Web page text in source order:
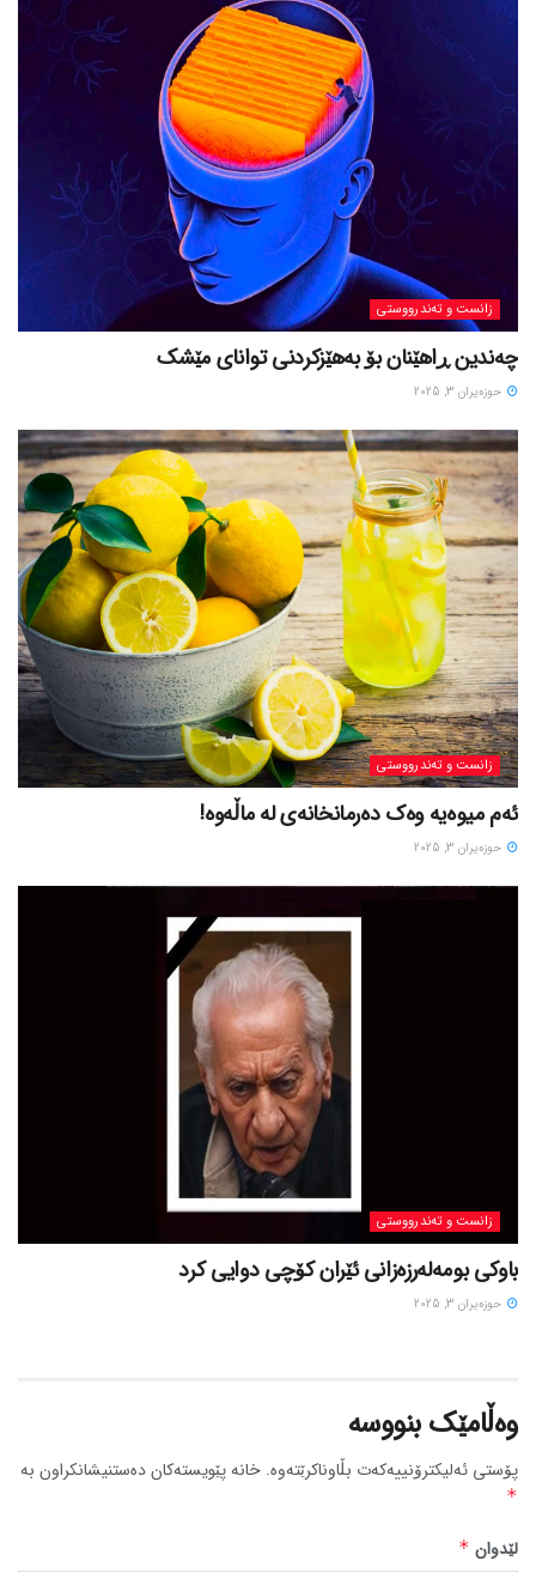
زانست و تەندرووستی
چەندین ڕاهێنان بۆ بەهێزکردنی توانای مێشک
حوزه‌یران 3, 2025
زانست و تەندرووستی
ئەم میوەیە وەک دەرمانخانەی لە ماڵەوە!
حوزه‌یران 3, 2025
زانست و تەندرووستی
باوکی بومەلەرزەزانی ئێران کۆچی دوایی کرد
حوزه‌یران 3, 2025
وەڵامێک بنووسە
پۆستی ئەلیکترۆنییەکەت بڵاوناکرێتەوە. خانە پێویستەکان دەستنیشانکراون بە
*
لێدوان *